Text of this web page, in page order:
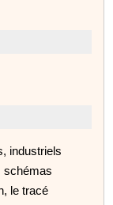
industriels
schémas
le tracé